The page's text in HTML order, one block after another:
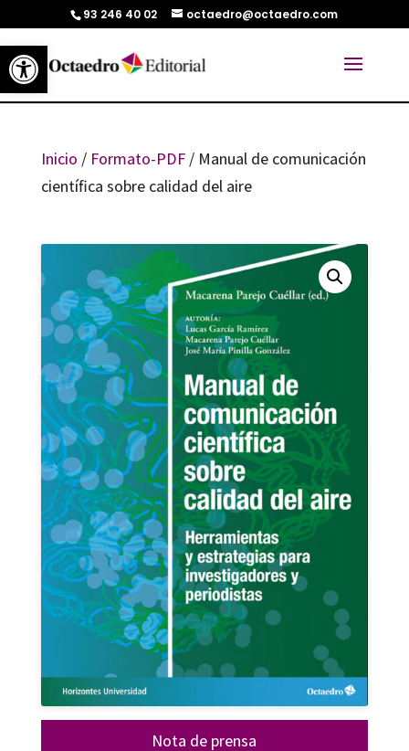
Abrir barra de herramientas
93 246 40 02 octaedro@octaedro.com
Inicio / Formato-PDF/ Manual de comunicación
científica sobre calidad del aire
Nota de prensa